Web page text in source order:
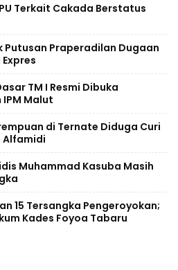
Terkait Cakada Berstatus
Putusan Praperadilan Dugaan
TM I Resmi Dibuka
Malut
di Ternate Diduga Curi
Alfamidi
Muhammad Kasuba Masih
15 Tersangka Pengeroyokan;
Kades Foyoa Tabaru